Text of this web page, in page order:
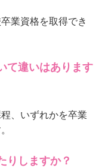
業資格を取得でき
て違いはあります
、いずれかを卒業
りしますか？